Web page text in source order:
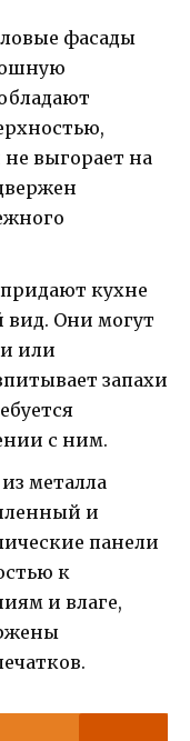
фасады
выгорает на
кухне
Они могут
или
запахи
с ним.
металла
и
панели
к
и влаге,